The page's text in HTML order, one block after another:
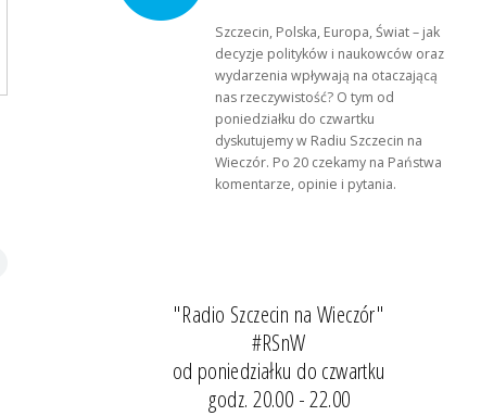
Szczecin, Polska, Europa, Świat – jak
decyzje polityków i naukowców oraz
wydarzenia wpływają na otaczającą
nas rzeczywistość? O tym od
poniedziałku do czwartku
dyskutujemy w Radiu Szczecin na
Wieczór. Po 20 czekamy na Państwa
komentarze, opinie i pytania.
"Radio Szczecin na Wieczór"
#RSnW
od poniedziałku do czwartku
godz. 20.00 - 22.00